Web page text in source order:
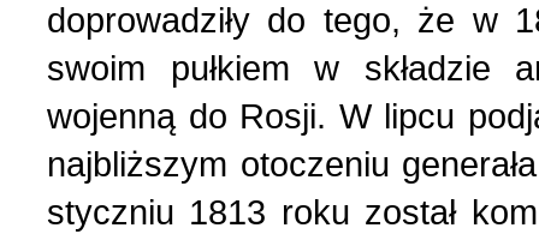
doprowadziły do tego, że w
swoim pułkiem w składzie
wojenną do Rosji. W lipcu
najbliższym otoczeniu
styczniu 1813 roku został